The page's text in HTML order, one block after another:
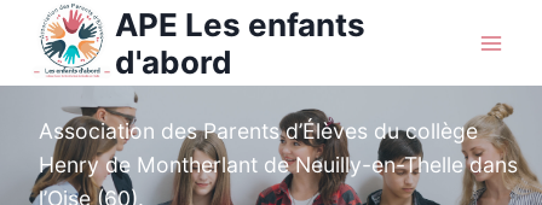
contenu
APE Les enfants
d'abord
Association des Parents d’Élèves du collège
Henry de Montherlant de Neuilly-en-Thelle dans
l’Oise (60).